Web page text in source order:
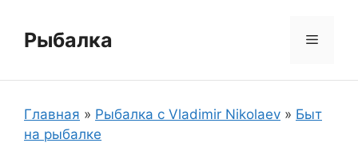
содержимому
Рыбалка Меню
Главная » Рыбалка с Vladimir Nikolaev » Быт
на рыбалке